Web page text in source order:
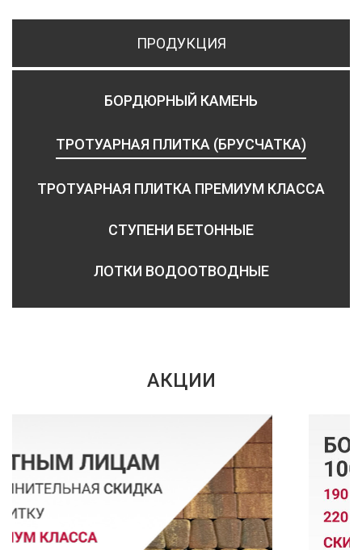
ПРОДУКЦИЯ
БОРДЮРНЫЙ КАМЕНЬ
ТРОТУАРНАЯ ПЛИТКА (БРУСЧАТКА)
ТРОТУАРНАЯ ПЛИТКА ПРЕМИУМ КЛАССА
СТУПЕНИ БЕТОННЫЕ
ЛОТКИ ВОДООТВОДНЫЕ
АКЦИИ